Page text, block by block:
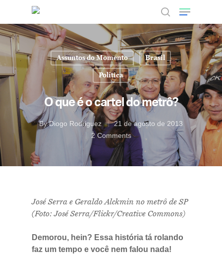
Hit enter to search or ESC to close
Assuntos do Momento Brasil
Política
O que é o cartel do metrô?
ByDiogo Rodriguez
21 de agosto de 2013
2 Comments
José Serra e Geraldo Alckmin no metrô de SP
(Foto: José Serra/Flickr/Creative Commons)
Demorou, hein? Essa história tá rolando
faz um tempo e você nem falou nada!